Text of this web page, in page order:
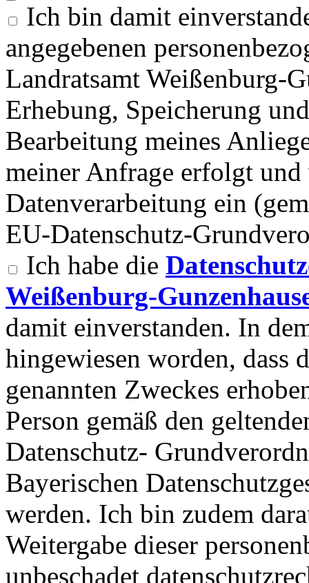
Ich bin damit
angegebenen
Landratsamt Weißenburg-
Erhebung, Speicherung
Bearbeitung meines
meiner Anfrage erfolgt
Datenverarbeitung ein
EU-Datenschutz-
Ich habe die
Weißenburg-
damit einverstanden. In
hingewiesen worden, dass
genannten Zweckes
Person gemäß den
Datenschutz-
Bayerischen
werden. Ich bin zudem
Weitergabe dieser
unbeschadet